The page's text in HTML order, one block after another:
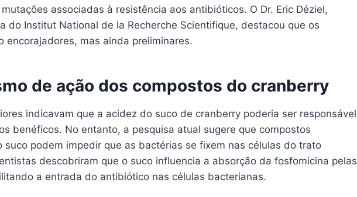
associadas à resistência aos antibióticos. O Dr. Eric Déziel,
do Institut National de la Recherche Scientifique, destacou que os
encorajadores, mas ainda preliminares.
de ação dos compostos do cranberry
indicavam que a acidez do suco de cranberry poderia ser responsável
benéficos. No entanto, a pesquisa atual sugere que compostos
suco podem impedir que as bactérias se fixem nas células do trato
descobriram que o suco influencia a absorção da fosfomicina pelas
a entrada do antibiótico nas células bacterianas.